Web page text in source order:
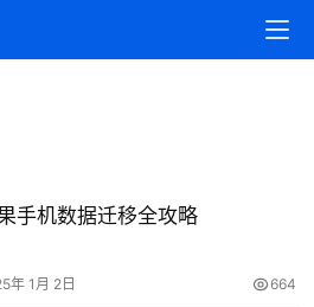
手机数据迁移全攻略
年 1月 2日 664